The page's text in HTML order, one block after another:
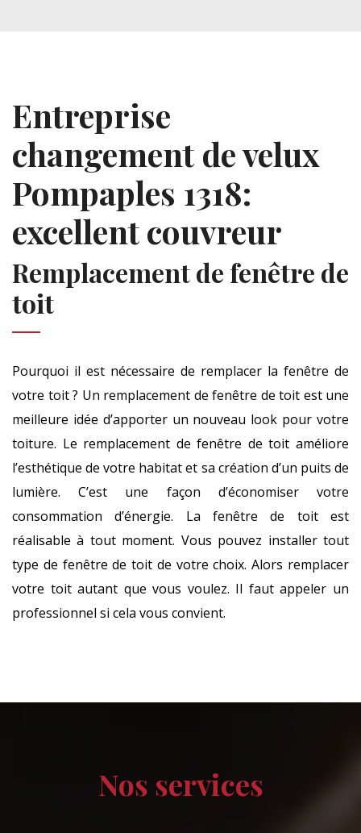
Entreprise
changement de velux
Pompaples 1318:
excellent couvreur
Remplacement de fenêtre de
toit
Pourquoi il est nécessaire de remplacer la fenêtre de
votre toit ? Un remplacement de fenêtre de toit est une
meilleure idée d’apporter un nouveau look pour votre
toiture. Le remplacement de fenêtre de toit améliore
l’esthétique de votre habitat et sa création d’un puits de
lumière. C’est une façon d’économiser votre
consommation d’énergie. La fenêtre de toit est
réalisable à tout moment. Vous pouvez installer tout
type de fenêtre de toit de votre choix. Alors remplacer
votre toit autant que vous voulez. Il faut appeler un
professionnel si cela vous convient.
Nos services